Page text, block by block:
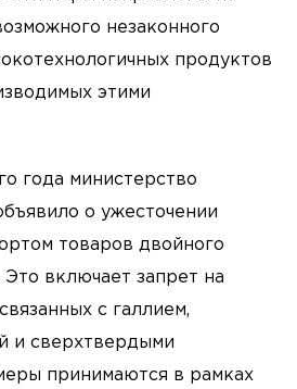
незаконного
продуктов
этими
года министерство
о ужесточении
товаров двойного
включает запрет на
с галлием,
и сверхтвердыми
принимаются в рамках